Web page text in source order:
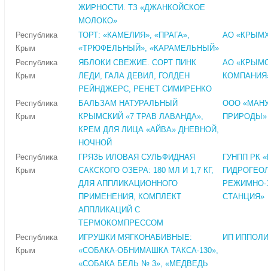
ЖИРНОСТИ. ТЗ «ДЖАНКОЙСКОЕ
МОЛОКО»
Республика
Крым
ТОРТ: «КАМЕЛИЯ», «ПРАГА»,
«ТРЮФЕЛЬНЫЙ», «КАРАМЕЛЬНЫЙ»
АО
Республика
Крым
ЯБЛОКИ СВЕЖИЕ. СОРТ ПИНК
ЛЕДИ, ГАЛА ДЕВИЛ, ГОЛДЕН
РЕЙНДЖЕРС, РЕНЕТ СИМИРЕНКО
АО
Республика
Крым
БАЛЬЗАМ НАТУРАЛЬНЫЙ
КРЫМСКИЙ «7 ТРАВ ЛАВАНДА»,
КРЕМ ДЛЯ ЛИЦА «АЙВА» ДНЕВНОЙ,
НОЧНОЙ
ООО
ПРИРОДЫ»
Республика
Крым
ГРЯЗЬ ИЛОВАЯ СУЛЬФИДНАЯ
САКСКОГО ОЗЕРА: 180 МЛ И 1,7 КГ,
ДЛЯ АППЛИКАЦИОННОГО
ПРИМЕНЕНИЯ, КОМПЛЕКТ
АППЛИКАЦИЙ С
ТЕРМОКОМПРЕССОМ
ГУНПП РК
РЕЖИМНО-
СТАНЦИЯ»
Республика
Крым
ИГРУШКИ МЯГКОНАБИВНЫЕ:
«СОБАКА-ОБНИМАШКА ТАКСА-130»,
«СОБАКА БЕЛЬ № 3», «МЕДВЕДЬ
ИП